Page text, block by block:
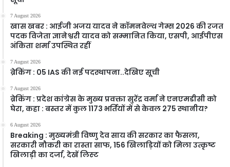
7 August 2026
खास खबर : आईजी अजय यादव ने कॉमनवेल्थ गेम्स 2026 की रजत
पदक विजेता ज्ञानेश्वरी यादव को सम्मानित किया, एसपी, आईपीएस
अंकिता शर्मा उपस्थित रहीं
7 August 2026
ब्रेकिंग : 05 IAS की नई पदस्थापना..देखिए सूची
7 August 2026
ब्रेकिंग : प्रदेश कांग्रेस के मुख्य प्रवक्ता सुरेंद्र वर्मा ने एनएमडीसी को
घेरा, कहा : बस्तर में कुल 1173 भर्तियों में से केवल 275 स्थानीय?
6 August 2026
Breaking : मुख्यमंत्री विष्णु देव साय की सरकार का फैसला,
सरकारी नौकरी का रास्ता साफ, 156 खिलाड़ियों को मिला उत्कृष्ट
खिलाड़ी का दर्जा, देखें लिस्‍ट